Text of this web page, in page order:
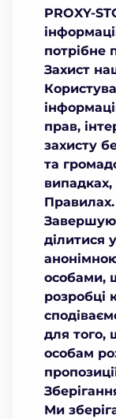
PROXY-
потрібне
Захист
прав,
захисту
та
Правилах.
ділитися
особами,
розробці
для того,
особам
Ми